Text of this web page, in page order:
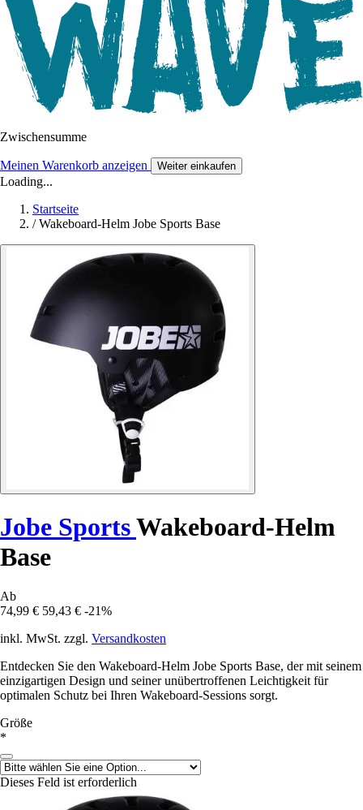
Zwischensumme
Meinen Warenkorb anzeigen Weiter einkaufen
Loading...
Startseite
/ Wakeboard-Helm Jobe Sports Base
Jobe SportsWakeboard-Helm
Base
Ab
74,99 € 59,43 € -21%
inkl. MwSt. zzgl. Versandkosten
Entdecken Sie den Wakeboard-Helm Jobe Sports Base, der mit seinem
einzigartigen Design und seiner unübertroffenen Leichtigkeit für
optimalen Schutz bei Ihren Wakeboard-Sessions sorgt.
Größe
*
Dieses Feld ist erforderlich